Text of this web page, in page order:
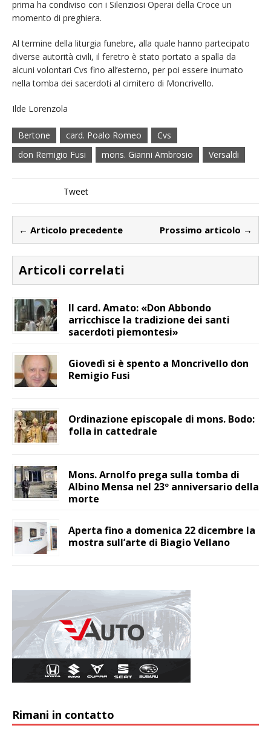
prima ha condiviso con i Silenziosi Operai della Croce un
momento di preghiera.
Al termine della liturgia funebre, alla quale hanno partecipato
diverse autorità civili, il feretro è stato portato a spalla da
alcuni volontari Cvs fino all’esterno, per poi essere inumato
nella tomba dei sacerdoti al cimitero di Moncrivello.
Ilde Lorenzola
Bertone card. Poalo Romeo
Cvs
don Remigio Fusi
mons. Gianni Ambrosio Versaldi
Tweet
← Articolo precedente Prossimo articolo →
Articoli correlati
Il card. Amato: «Don Abbondo
arricchisce la tradizione dei santi
sacerdoti piemontesi»
Giovedì si è spento a Moncrivello don
Remigio Fusi
Ordinazione episcopale di mons. Bodo:
folla in cattedrale
Mons. Arnolfo prega sulla tomba di
Albino Mensa nel 23º anniversario della
morte
Aperta fino a domenica 22 dicembre la
mostra sull’arte di Biagio Vellano
Rimani in contatto